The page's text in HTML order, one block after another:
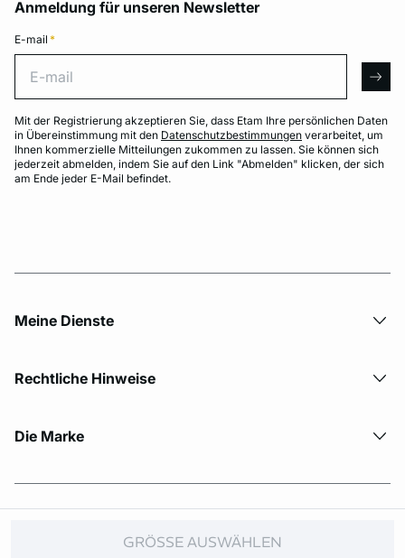
GRÖSSE AUSWÄHLEN
Anmeldung für unseren Newsletter
E-mail *
Mit der Registrierung akzeptieren Sie, dass Etam Ihre persönlichen Daten
in Übereinstimmung mit den Datenschutzbestimmungen verarbeitet, um
Ihnen kommerzielle Mitteilungen zukommen zu lassen. Sie können sich
jederzeit abmelden, indem Sie auf den Link "Abmelden" klicken, der sich
am Ende jeder E-Mail befindet.
Meine Dienste
Rechtliche Hinweise
Die Marke